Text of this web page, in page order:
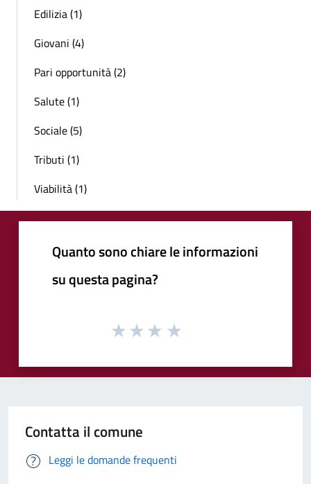
Edilizia (1)
Giovani (4)
Pari opportunità (2)
Salute (1)
Sociale (5)
Tributi (1)
Viabilità (1)
Quanto sono chiare le informazioni
su questa pagina?
Contatta il comune
Leggi le domande frequenti